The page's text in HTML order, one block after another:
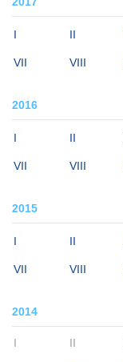
I II
VII VIII
2016
I II
VII VIII
2015
I II
VII VIII
2014
I II